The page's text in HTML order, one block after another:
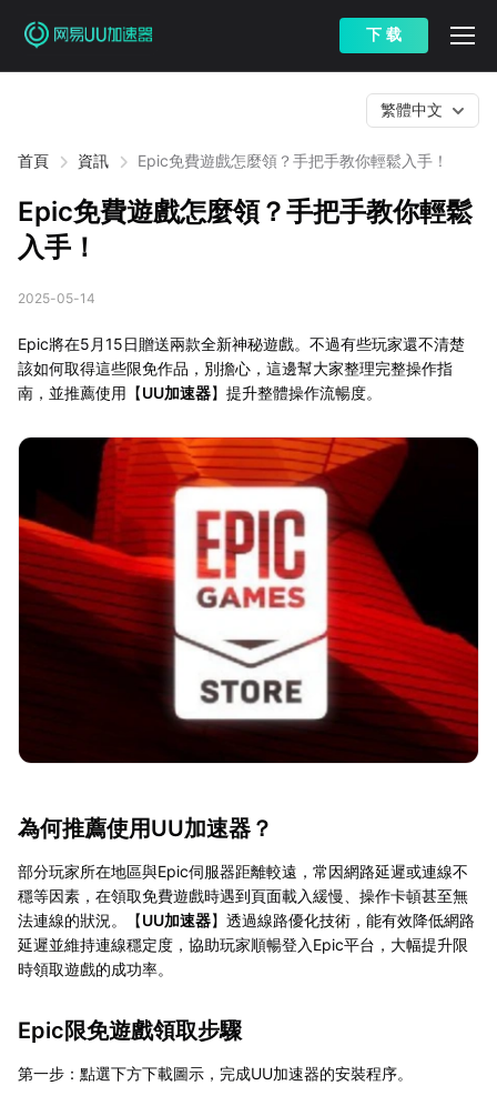
下 载
首頁 資訊 Epic免費遊戲怎麼領？手把手教你輕鬆入手！
繁體中文
Epic免費遊戲怎麼領？手把手教你輕鬆
入手！
2025-05-14
Epic將在5月15日贈送兩款全新神秘遊戲。不過有些玩家還不清楚
該如何取得這些限免作品，別擔心，這邊幫大家整理完整操作指
南，並推薦使用【UU加速器】提升整體操作流暢度。
為何推薦使用UU加速器？
部分玩家所在地區與Epic伺服器距離較遠，常因網路延遲或連線不
穩等因素，在領取免費遊戲時遇到頁面載入緩慢、操作卡頓甚至無
法連線的狀況。【UU加速器】透過線路優化技術，能有效降低網路
延遲並維持連線穩定度，協助玩家順暢登入Epic平台，大幅提升限
時領取遊戲的成功率。
Epic限免遊戲領取步驟
第一步：點選下方下載圖示，完成UU加速器的安裝程序。